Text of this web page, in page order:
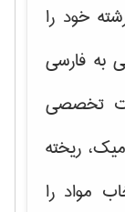
خود را
به فارسی
تخصصی
ریخته
مواد را